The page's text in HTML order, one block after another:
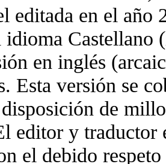
editada en el año
Castellano
en inglés
Esta versión se
de
editor y traductor
el debido